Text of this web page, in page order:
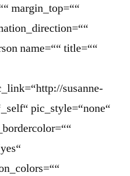
margin_top=““
name=““ title=““
susanne-
pic_style=“none“